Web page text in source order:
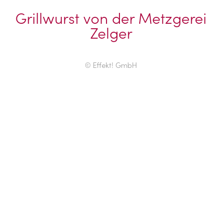
Grillwurst von der Metzgerei
Zelger
© Effekt! GmbH